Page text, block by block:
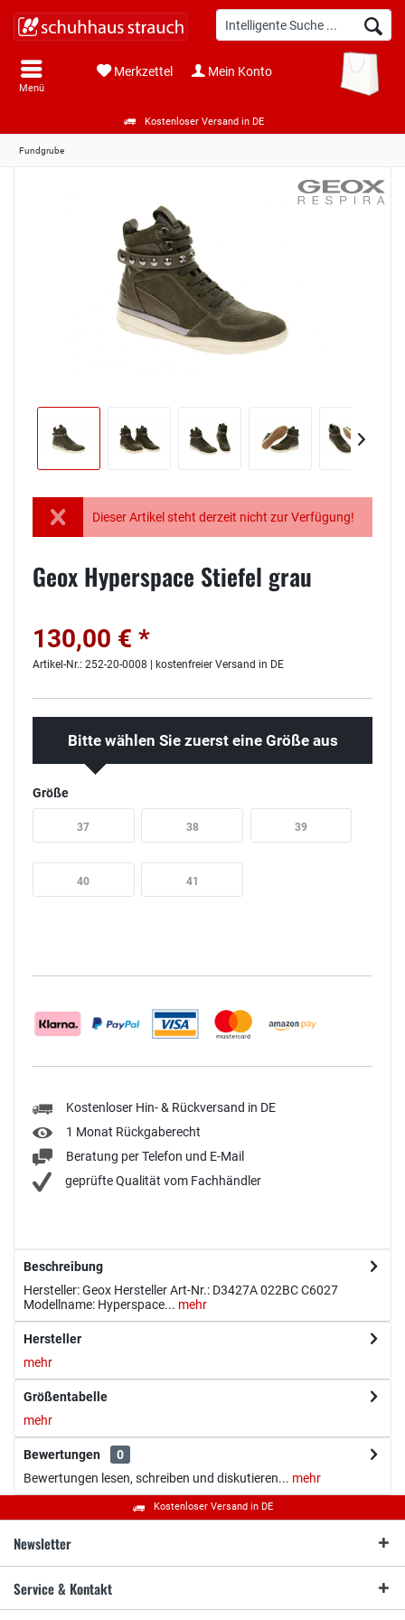
Kostenloser Versand in DE
Menü
Merkzettel Mein Konto
Fundgrube
Dieser Artikel steht derzeit nicht zur Verfügung!
Geox Hyperspace Stiefel grau
130,00 € *
Artikel-Nr.: 252-20-0008 | kostenfreier Versand in DE
Bitte wählen Sie zuerst eine Größe aus
Größe
37 38 39
40 41
Kostenloser Hin- & Rückversand in DE
1 Monat Rückgaberecht
Beratung per Telefon und E-Mail
geprüfte Qualität vom Fachhändler
Beschreibung
Hersteller: Geox Hersteller Art-Nr.: D3427A 022BC C6027
Modellname: Hyperspace... mehr
Hersteller
mehr
Größentabelle
mehr
Bewertungen
0
Bewertungen lesen, schreiben und diskutieren... mehr
Kostenloser Versand in DE
Newsletter
Service & Kontakt